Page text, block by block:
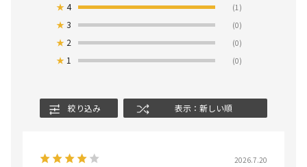
★4 (1)
★3 (0)
★ 2 (0)
★ 1 (0)
絞り込み 表示：新しい順
2026.7.20